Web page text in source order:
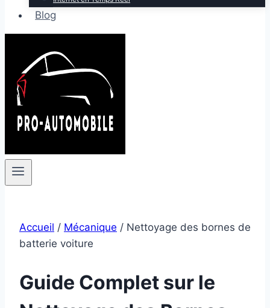
Blog
Accueil / Mécanique / Nettoyage des bornes de
batterie voiture
Guide Complet sur le